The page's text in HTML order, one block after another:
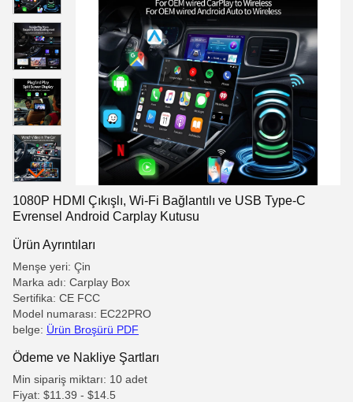
1080P HDMI Çıkışlı, Wi-Fi Bağlantılı ve USB Type-C
Evrensel Android Carplay Kutusu
Ürün Ayrıntıları
Menşe yeri: Çin
Marka adı: Carplay Box
Sertifika: CE FCC
Model numarası: EC22PRO
belge: Ürün Broşürü PDF
Ödeme ve Nakliye Şartları
Min sipariş miktarı: 10 adet
Fiyat: $11.39 - $14.5